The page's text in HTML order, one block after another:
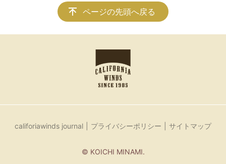
ページの先頭へ戻る
califoriawinds journal プライバシーポリシー サイトマップ
© KOICHI MINAMI.